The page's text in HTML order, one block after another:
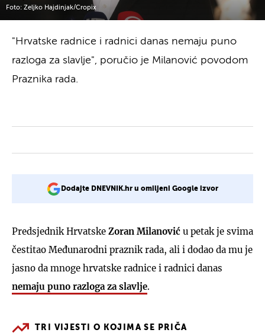
Foto: Zeljko Hajdinjak/Cropix
"Hrvatske radnice i radnici danas nemaju puno
razloga za slavlje", poručio je Milanović povodom
Praznika rada.
Dodajte DNEVNIK.hr u omiljeni Google izvor
Predsjednik Hrvatske Zoran Milanović u petak je svima
čestitao Međunarodni praznik rada, ali i dodao da mu je
jasno da mnoge hrvatske radnice i radnici danas
nemaju puno razloga za slavlje.
TRI VIJESTI O KOJIMA SE PRIČA